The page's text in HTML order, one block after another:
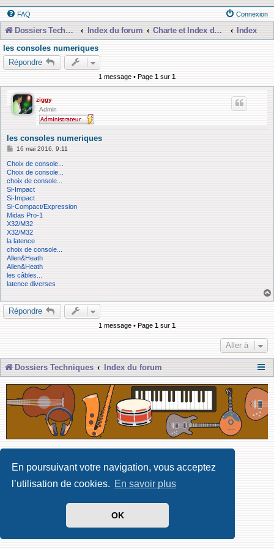
En poursuivant votre navigation, vous acceptez
l’utilisation de cookies. En savoir plus
OK
FAQ Connexion
Dossiers Techniques Index du forum Charte et Index du Forum
Index
les consoles numeriques
Répondre
1 message • Page 1 sur 1
ziggy
Admin
les consoles numeriques
M
s
s
g
e
16 mai 2016, 9:11
Choix de console...
Choix de console...
choix de console...
Si-Impact
Si-Impact
Si-Compact/Expression
Midas Pro-1
X32/M32
X32/M32
la latence
choix de console...
Allen&Heath
Allen&Heath
les câbles...
latence diverses
Répondre
1 message • Page 1 sur 1
Aller à
Dossiers Techniques Index du forum
Traduit par phpBB-fr